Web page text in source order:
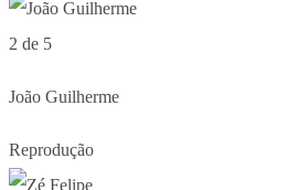
2 de 5
João Guilherme
Reprodução